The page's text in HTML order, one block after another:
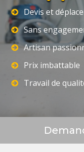
Devis et
Sans
Artisan
Prix imbattable
Travail de